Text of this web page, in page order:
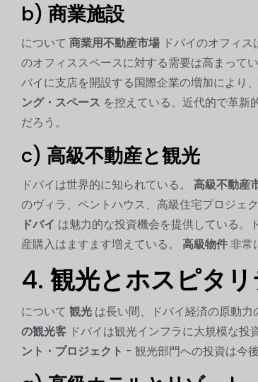
b) 商業施設
について 商業用不動産市場 ドバイのオフィ
のオフィススペースに対する需要は高まってい
バイに支店を開設する国際企業の増加により
ング・スペース を控えている。近代的で革新
だろう。
c) 高級不動産と観光
ドバイは世界的に知られている。 高級不動産
のヴィラ、ペントハウス、高級住宅プロジェ
ドバイ は魅力的な投資機会を提供している。
産購入はますます増えている。 高級物件非常
4. 観光とホスピタ
について 観光 は長い間、ドバイ経済の原動
の観光客 ドバイは観光インフラに大規模な投
ント・プロジェクト - 観光部門への投資は今